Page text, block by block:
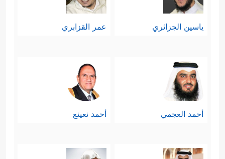
ياسين الجزائري عمر القزابري
أحمد العجمي أحمد نعينع